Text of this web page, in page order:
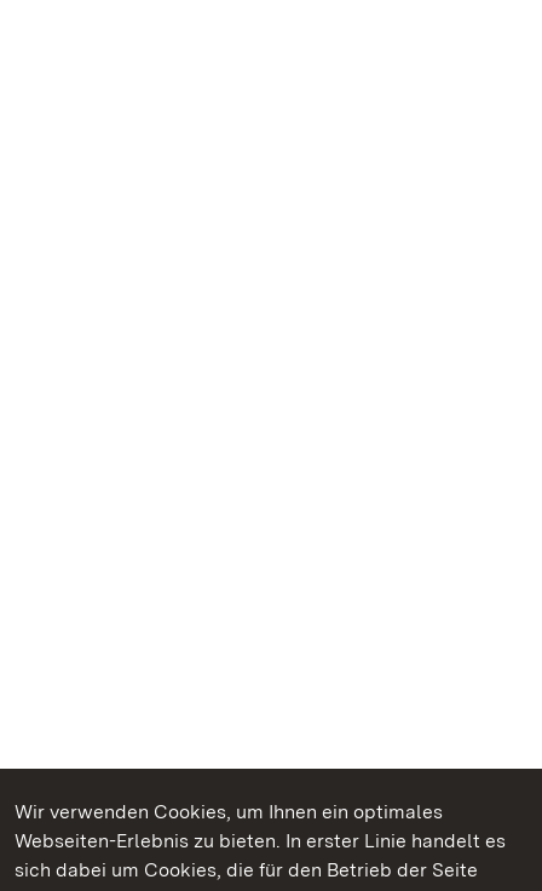
Wir verwenden Cookies, um Ihnen ein optimales
Webseiten-Erlebnis zu bieten. In erster Linie handelt es
sich dabei um Cookies, die für den Betrieb der Seite
Kommen. Staunen. Genießen.